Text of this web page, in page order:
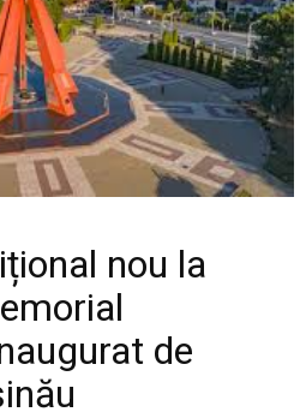
nou la
de